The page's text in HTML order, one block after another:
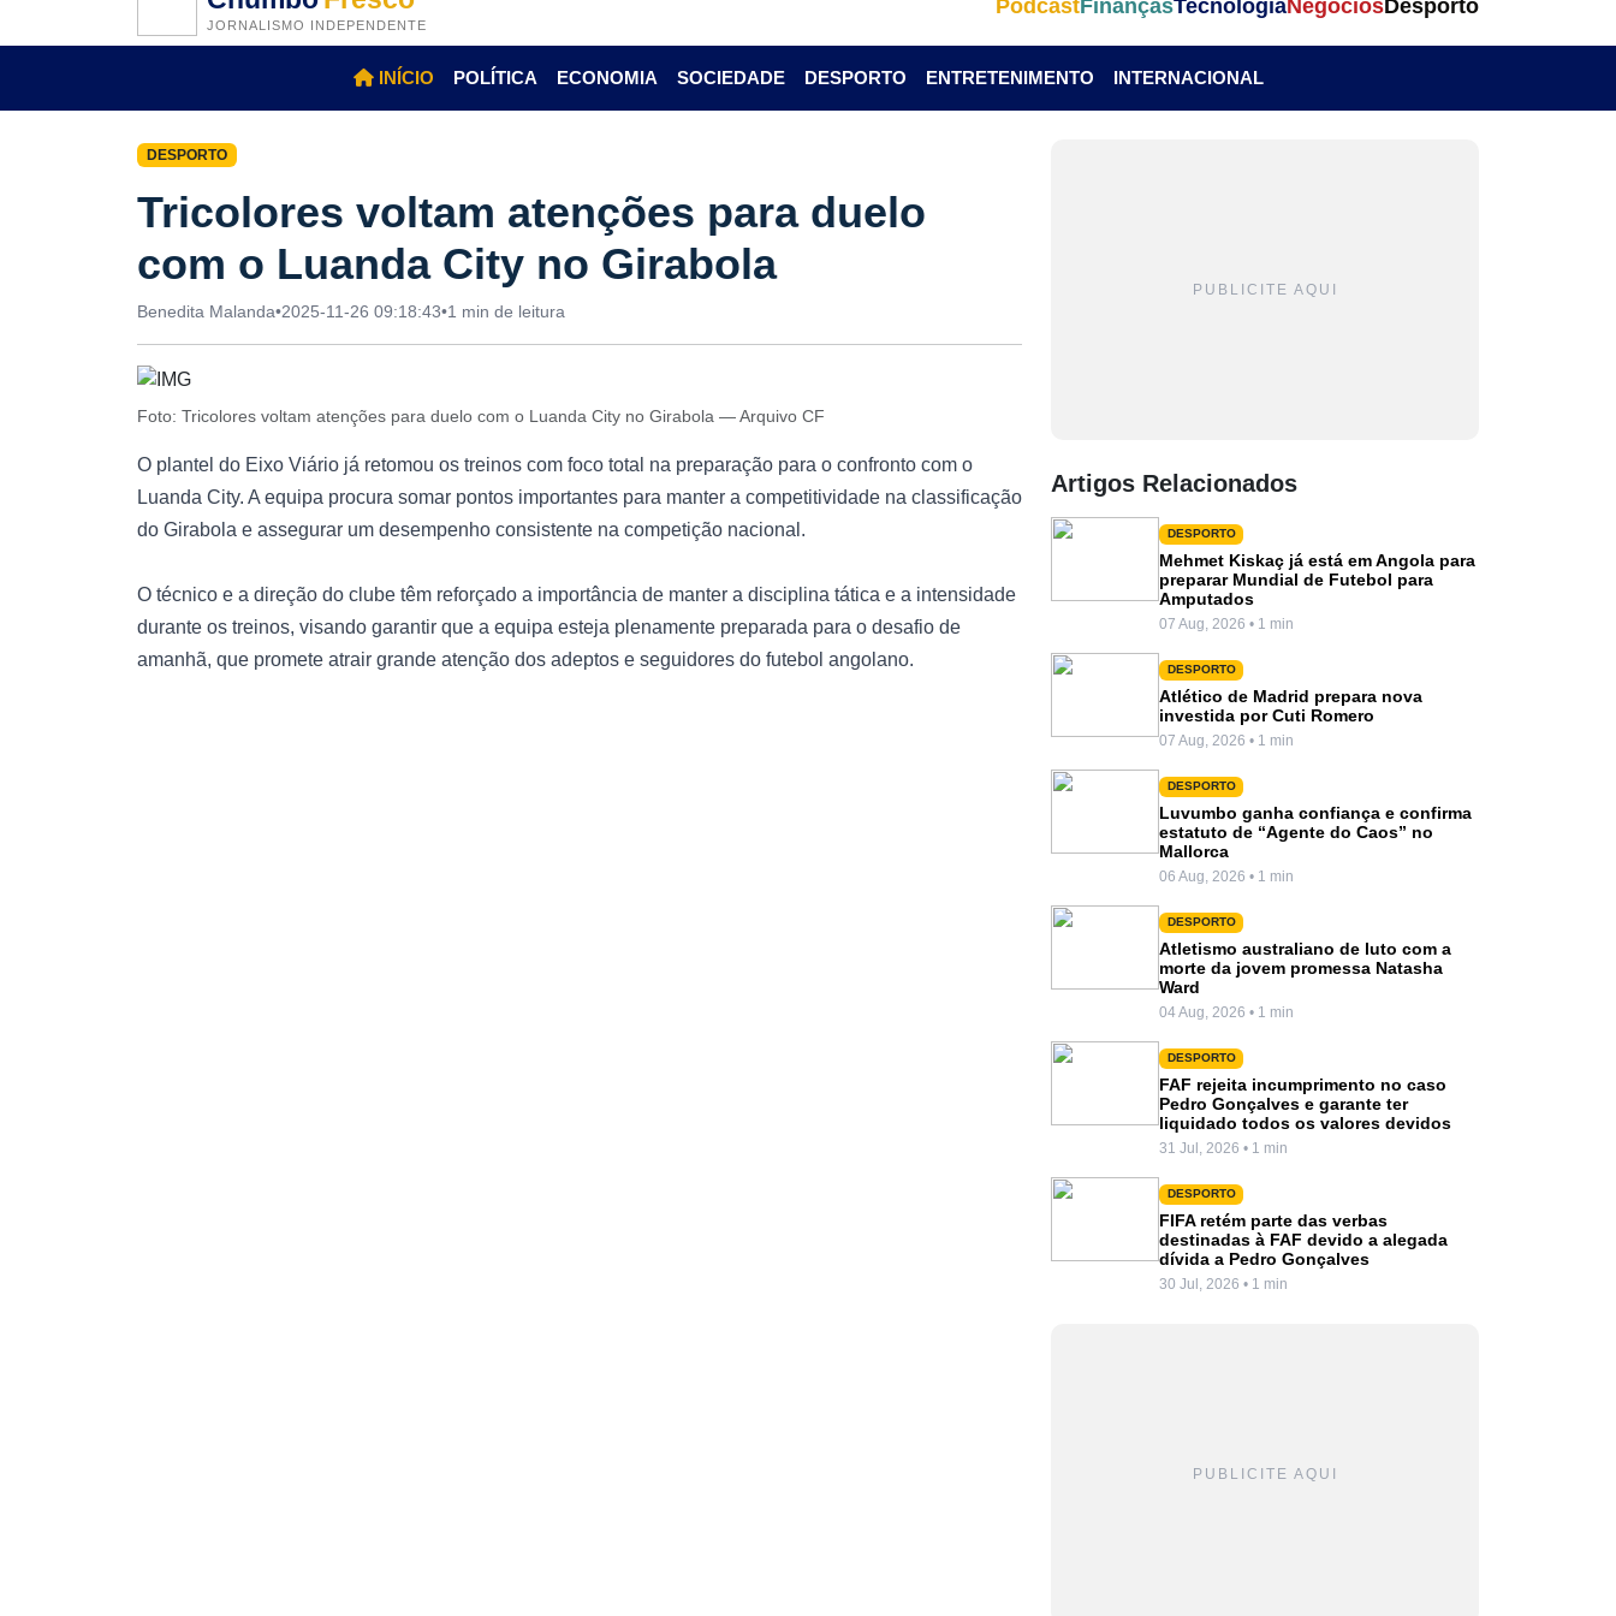
JORNALISMO INDEPENDENTE
PodcastFinançasTecnologiaNegóciosDesporto
INÍCIO POLÍTICA ECONOMIA SOCIEDADE DESPORTO ENTRETENIMENTO INTERNACIONAL
DESPORTO
Tricolores voltam atenções para duelo
com o Luanda City no Girabola
Benedita Malanda•2025-11-26 09:18:43•1 min de leitura
Foto: Tricolores voltam atenções para duelo com o Luanda City no Girabola — Arquivo CF
O plantel do Eixo Viário já retomou os treinos com foco total na preparação para o confronto com o
Luanda City. A equipa procura somar pontos importantes para manter a competitividade na classificação
do Girabola e assegurar um desempenho consistente na competição nacional.
O técnico e a direção do clube têm reforçado a importância de manter a disciplina tática e a intensidade
durante os treinos, visando garantir que a equipa esteja plenamente preparada para o desafio de
amanhã, que promete atrair grande atenção dos adeptos e seguidores do futebol angolano.
PUBLICITE AQUI
Artigos Relacionados
DESPORTO
Mehmet Kiskaç já está em Angola para
preparar Mundial de Futebol para
Amputados
07 Aug, 2026 • 1 min
DESPORTO
Atlético de Madrid prepara nova
investida por Cuti Romero
07 Aug, 2026 • 1 min
DESPORTO
Luvumbo ganha confiança e confirma
estatuto de “Agente do Caos” no
Mallorca
06 Aug, 2026 • 1 min
DESPORTO
Atletismo australiano de luto com a
morte da jovem promessa Natasha
Ward
04 Aug, 2026 • 1 min
DESPORTO
FAF rejeita incumprimento no caso
Pedro Gonçalves e garante ter
liquidado todos os valores devidos
31 Jul, 2026 • 1 min
DESPORTO
FIFA retém parte das verbas
destinadas à FAF devido a alegada
dívida a Pedro Gonçalves
30 Jul, 2026 • 1 min
PUBLICITE AQUI